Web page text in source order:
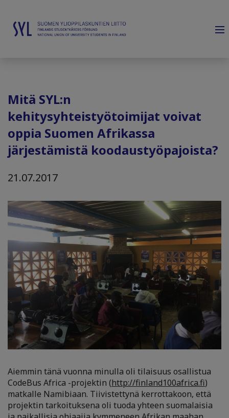
Mitä SYL:n
kehitysyhteistyötoimijat voivat
oppia Suomen Afrikassa
järjestämistä koodaustyöpajoista?
21.07.2017
Aiemmin tänä vuonna minulla oli tilaisuus osallistua
CodeBus Africa -projektin (http://finland100africa.fi)
matkalle Namibiaan. Tiivistettynä kerrottakoon, että
projektin tarkoituksena oli tuoda yhteen suomalaisia